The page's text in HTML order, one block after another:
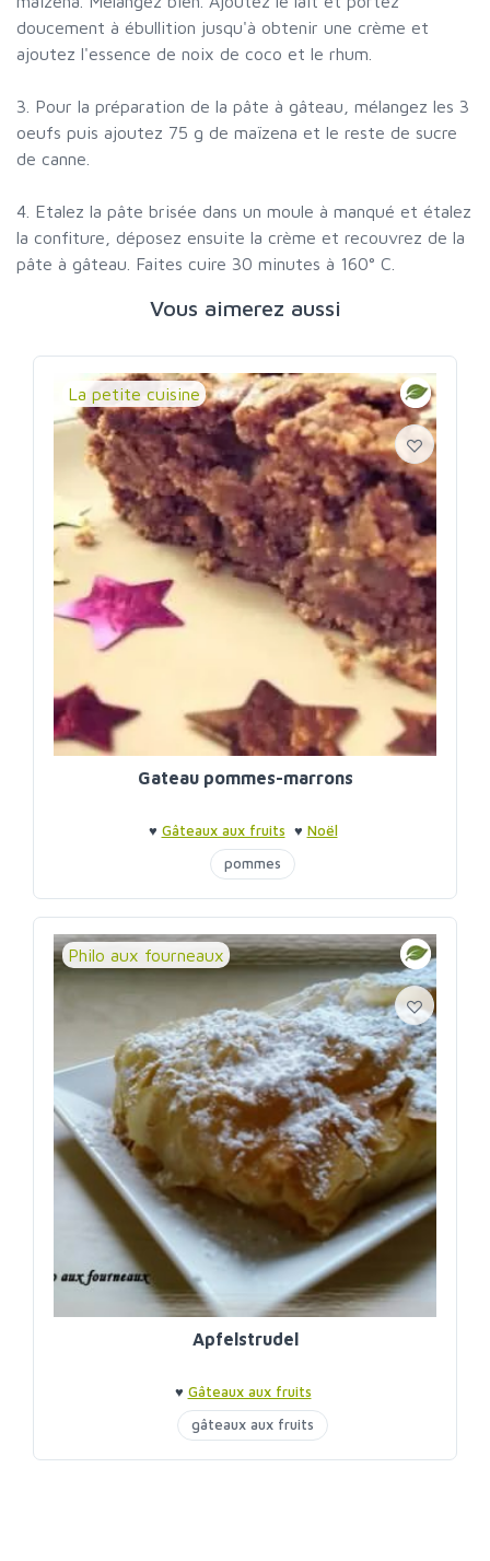
doucement à ébullition jusqu'à obtenir une crème et
ajoutez l'essence de noix de coco et le rhum.
3. Pour la préparation de la pâte à gâteau, mélangez les 3
oeufs puis ajoutez 75 g de maïzena et le reste de sucre
de canne.
4. Etalez la pâte brisée dans un moule à manqué et étalez
la confiture, déposez ensuite la crème et recouvrez de la
pâte à gâteau. Faites cuire 30 minutes à 160° C.
Vous aimerez aussi
La petite cuisine
Gateau pommes-marrons
♥ Gâteaux aux fruits ♥ Noël
pommes
Philo aux fourneaux
Apfelstrudel
♥ Gâteaux aux fruits
gâteaux aux fruits